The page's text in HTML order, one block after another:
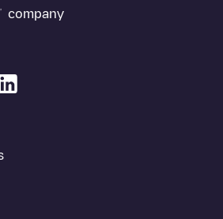
en bas de la page le point de charge
sous "points de charge les plus
ainsi que leur emplacement
et leur distance en KM.
disponible, ainsi que l'itinéraire pour s'y
de cette borne et les instructions
puissiez facilement recharger votre
company